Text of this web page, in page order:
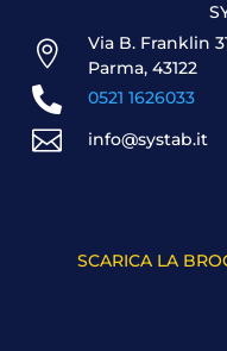

Via B. Franklin
Parma, 43122
 0521 1626033
 info@systab.it
SCARICA LA